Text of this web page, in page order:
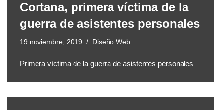
Cortana, primera víctima de la
guerra de asistentes personales
19 noviembre, 2019 Diseño Web
Primera víctima de la guerra de asistentes personales